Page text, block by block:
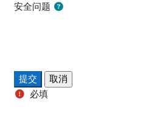
安全问题
必填